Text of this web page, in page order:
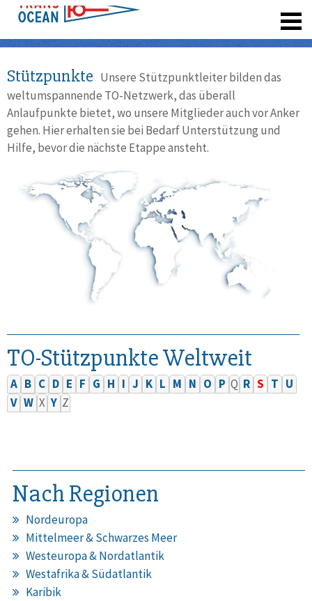
Stützpunkte Unsere Stützpunktleiter bilden das
weltumspannende TO-Netzwerk, das überall
Anlaufpunkte bietet, wo unsere Mitglieder auch vor Anker
gehen. Hier erhalten sie bei Bedarf Unterstützung und
Hilfe, bevor die nächste Etappe ansteht.
TO-Stützpunkte Weltweit
A B C D E F G H I J K L M N O P Q R S T U
V W X Y Z
Nach Regionen
Nordeuropa
Mittelmeer & Schwarzes Meer
Westeuropa & Nordatlantik
Westafrika & Südatlantik
Karibik